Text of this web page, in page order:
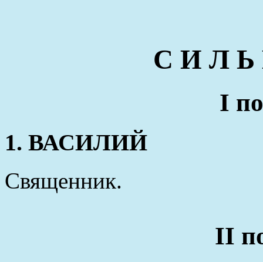
С И Л
I
1. ВАСИЛИЙ
Священник.
II